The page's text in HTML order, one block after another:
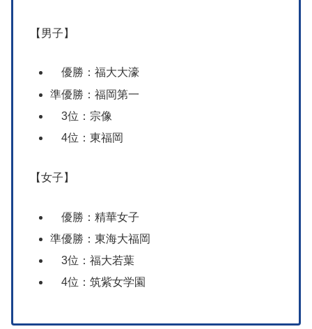
【男子】
優勝：福大大濠
準優勝：福岡第一
3位：宗像
4位：東福岡
【女子】
優勝：精華女子
準優勝：東海大福岡
3位：福大若葉
4位：筑紫女学園